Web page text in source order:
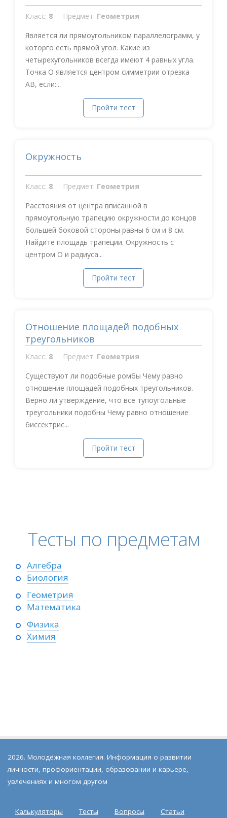
Класс: 8 Предмет: Геометрия
Является ли прямоугольником параллелограмм, у
которго есть прямой угол. Какие из
четырехугольников всегда имеют 4 равных угла.
Точка О является центром симметрии отрезка
АВ, если:...
Пройти тест
Окружность
Класс: 8 Предмет: Геометрия
Расстояния от центра вписанной в
прямоугольную трапецию окружности до концов
большей боковой стороны равны 6 см и 8 см.
Найдите площадь трапеции. Окружность с
центром О и радиуса...
Пройти тест
Отношение площадей подобных
треугольников
Класс: 8 Предмет: Геометрия
Существуют ли подобные ромбы Чему равно
отношение площадей подобных треугольников.
Верно ли утверждение, что все тупоугольные
треугольники подобны Чему равно отношение
биссектрис...
Пройти тест
Тесты по предметам
Алгебра
Биология
Геометрия
Математика
Физика
Химия
2026. Молодёжная коллегия. Информация о развитии
личности, профориентации, образовании и карьере,
увлечениях и многом другом
Калькуляторы Тесты Вопросы Статьи